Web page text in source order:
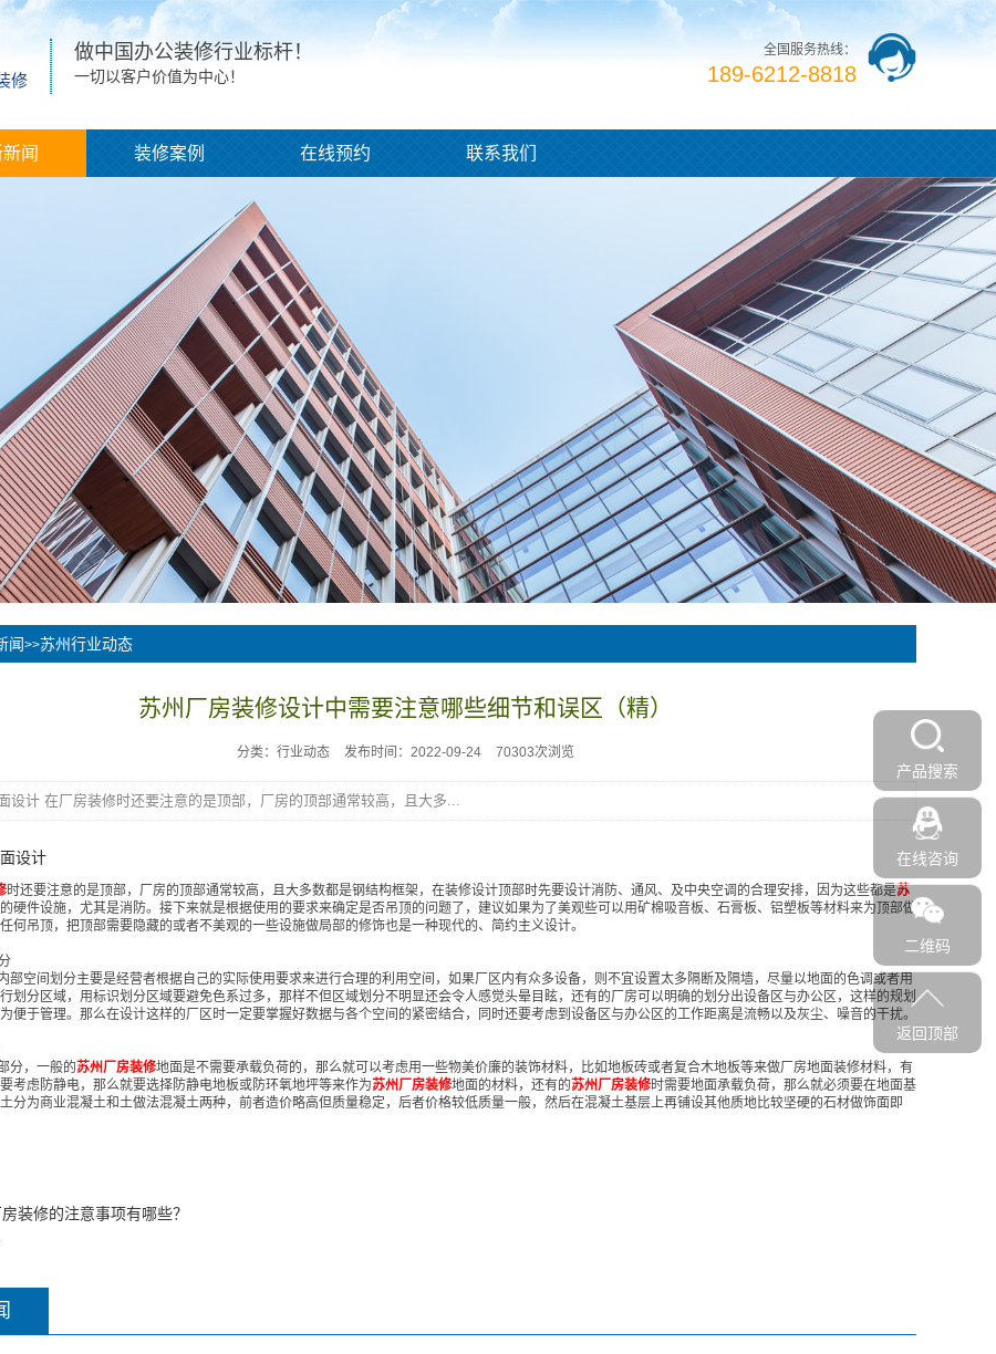
修
做中国办公装修行业标杆！
一切以客户价值为中心！
全国服务热线：
189-6212-8818
闻 装修案例 在线预约 联系我们
闻>>苏州行业动态
苏州厂房装修设计中需要注意哪些细节和误区（精）
分类：行业动态 发布时间：2022-09-24 70303次浏览
设计 在厂房装修时还要注意的是顶部，厂房的顶部通常较高，且大多...
设计
时还要注意的是顶部，厂房的顶部通常较高，且大多数都是钢结构框架，在装修设计顶部时先要设计消防、通风、及中央空调的合理安排，因为这些都是苏
硬件设施，尤其是消防。接下来就是根据使用的要求来确定是否吊顶的问题了，建议如果为了美观些可以用矿棉吸音板、石膏板、铝塑板等材料来为顶部做
何吊顶，把顶部需要隐藏的或者不美观的一些设施做局部的修饰也是一种现代的、简约主义设计。
部空间划分主要是经营者根据自己的实际使用要求来进行合理的利用空间，如果厂区内有众多设备，则不宜设置太多隔断及隔墙，尽量以地面的色调或者用
划分区域，用标识划分区域要避免色系过多，那样不但区域划分不明显还会令人感觉头晕目眩，还有的厂房可以明确的划分出设备区与办公区，这样的规划
便于管理。那么在设计这样的厂区时一定要掌握好数据与各个空间的紧密结合，同时还要考虑到设备区与办公区的工作距离是流畅以及灰尘、噪音的干扰。
，一般的苏州厂房装修地面是不需要承载负荷的，那么就可以考虑用一些物美价廉的装饰材料，比如地板砖或者复合木地板等来做厂房地面装修材料，有
考虑防静电，那么就要选择防静电地板或防环氧地坪等来作为苏州厂房装修地面的材料，还有的苏州厂房装修时需要地面承载负荷，那么就必须要在地面基
分为商业混凝土和土做法混凝土两种，前者造价略高但质量稳定，后者价格较低质量一般，然后在混凝土基层上再铺设其他质地比较坚硬的石材做饰面即
装修的注意事项有哪些？
产品搜索
在线咨询
二维码
返回顶部